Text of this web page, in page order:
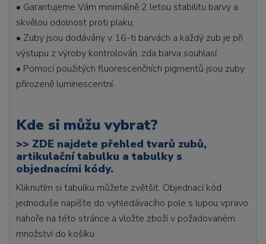
• Garantujeme Vám minimálně 2 letou stabilitu barvy a
skvělou odolnost proti plaku.
• Zuby jsou dodávány v 16-ti barvách a každý zub je při
výstupu z výroby kontrolován, zda barva souhlasí.
• Pomocí použitých fluorescenčních pigmentů jsou zuby
přirozeně luminescentní.
Kde si můžu vybrat?
>> ZDE najdete přehled tvarů zubů,
artikulační tabulku a tabulky s
objednacími kódy.
Kliknutím si tabulku můžete zvětšit. Objednací kód
jednoduše napište do vyhledávacího pole s lupou vpravo
nahoře na této stránce a vložte zboží v požadovaném
množství do košíku